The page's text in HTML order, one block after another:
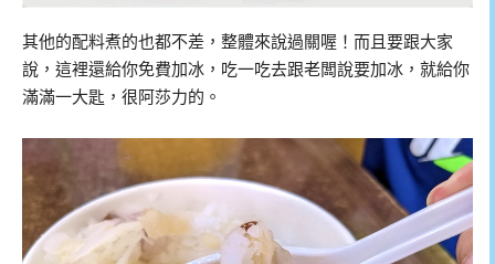
其他的配料煮的也都不差，整體來說過關喔！而且要跟大家
說，這裡還給你免費加冰，吃一吃去跟老闆說要加冰，就給你
滿滿一大匙，很阿莎力的。